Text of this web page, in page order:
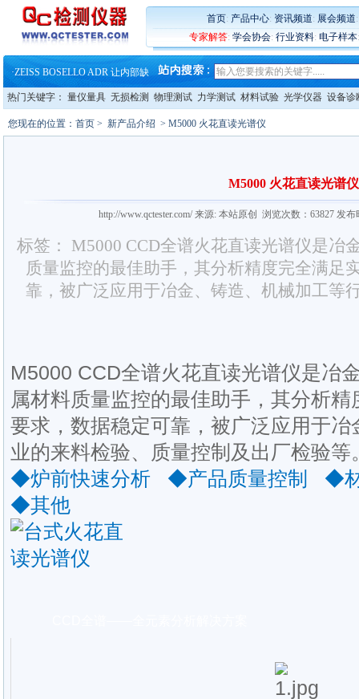
首页: 产品中心: 资讯频道: 展会频道
专家解答: 学会协会: 行业资料: 电子样本
大牌云集 买家升级 ——26
蔡司软件 | 高效变形分析能
铸就AI服务器质量动脉 – 高
·铸就AI服务器质量动脉 – 高
·ZEISS BOSELLO ADR 让内部缺
·蔡司和亿纬锂能达成战略合作
·大牌云集 买家升级 ——26
热门关键字： 量仪量具 无损检测 物理测试 力学测试 材料试验 光学仪器 设备诊
您现在的位置： 首页 > 新产品介绍 > M5000 火花直读光谱仪
M5000 火花直读光谱仪
http://www.qctester.com/ 来源: 本站原创 浏览次数：63827 发
标签： M5000 CCD全谱火花直读光谱仪是冶
质量监控的最佳助手，其分析精度完全满足
靠，被广泛应用于冶金、铸造、机械加工等
M5000 CCD全谱火花直读光谱仪是冶
属材料质量监控的最佳助手，其分析
要求，数据稳定可靠，被广泛应用于
业的来料检验、质量控制及出厂检验等
◆炉前快速分析 ◆产品质量控制 ◆
◆其他